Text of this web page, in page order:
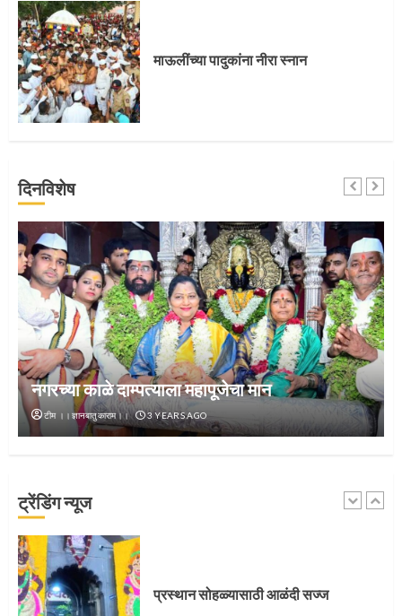
माऊलींच्या पादुकांना नीरा स्नान
दिनविशेष
नगरच्या काळे दाम्पत्याला महापूजेचा मान
टीम ।।ज्ञानबातुकाराम।। 3 YEARS AGO
ट्रेंडिंग न्यूज
4
5
1
‘तुकाराम तुकाराम’ गजरी दुमदुमली देहूनगरी
2
प्रस्थान सोहळ्यासाठी आळंदी सज्ज